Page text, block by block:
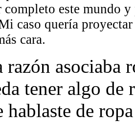
este mundo
caso quería
cara.
razón asociaba
tener algo de
hablaste de